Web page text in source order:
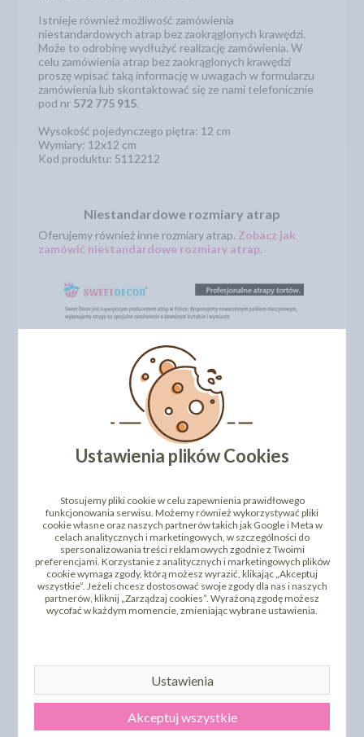
Istnieje również możliwość zamówienia
niestandardowych atrap bez zaokrąglonych krawędzi.
Może to odrobinę wydłużyć realizację zamówienia. W
celu zamówienia atrap bez zaokrąglonych krawędzi
proszę wpisać taką informację w uwagach w formularzu
zamówienia lub skontaktować się ze nami telefonicznie
pod nr 572 775 915.
Wysokość pojedynczego piętra: 12 cm
Wymiary: 12x12 cm
Kod produktu: 5112212
Niestandardowe rozmiary atrap
Oferujemy również inne rozmiary atrap. Zobacz jak
zamówić niestandardowe rozmiary atrap.
Ustawienia plików Cookies
Stosujemy pliki cookie w celu zapewnienia prawidłowego
funkcjonowania serwisu. Możemy również wykorzystywać pliki
cookie własne oraz naszych partnerów takich jak Google i Meta w
celach analitycznych i marketingowych, w szczególności do
spersonalizowania treści reklamowych zgodnie z Twoimi
preferencjami. Korzystanie z analitycznych i marketingowych plików
cookie wymaga zgody, którą możesz wyrazić, klikając „Akceptuj
wszystkie”. Jeżeli chcesz dostosować swoje zgody dla nas i naszych
partnerów, kliknij „Zarządzaj cookies”. Wyrażoną zgodę możesz
wycofać w każdym momencie, zmieniając wybrane ustawienia.
Ustawienia
Akceptuj wszystkie